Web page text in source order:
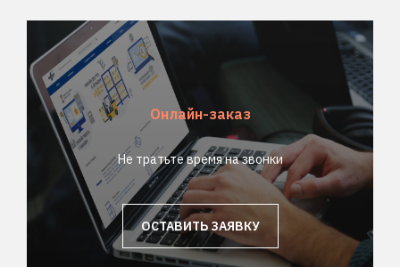
Онлайн-заказ
Не тратьте время на звонки
ОСТАВИТЬ ЗАЯВКУ